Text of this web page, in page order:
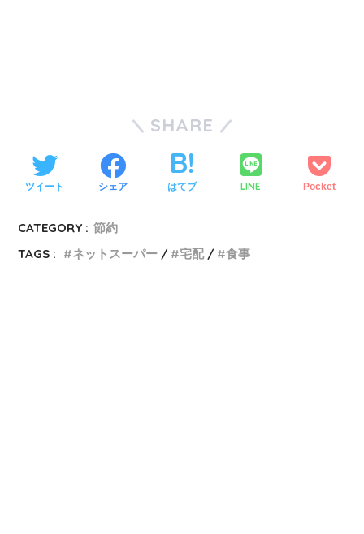
SHARE
ツイート シェア はてブ LINE Pocket
CATEGORY : 節約
TAGS :
ネットスーパー 宅配 食事